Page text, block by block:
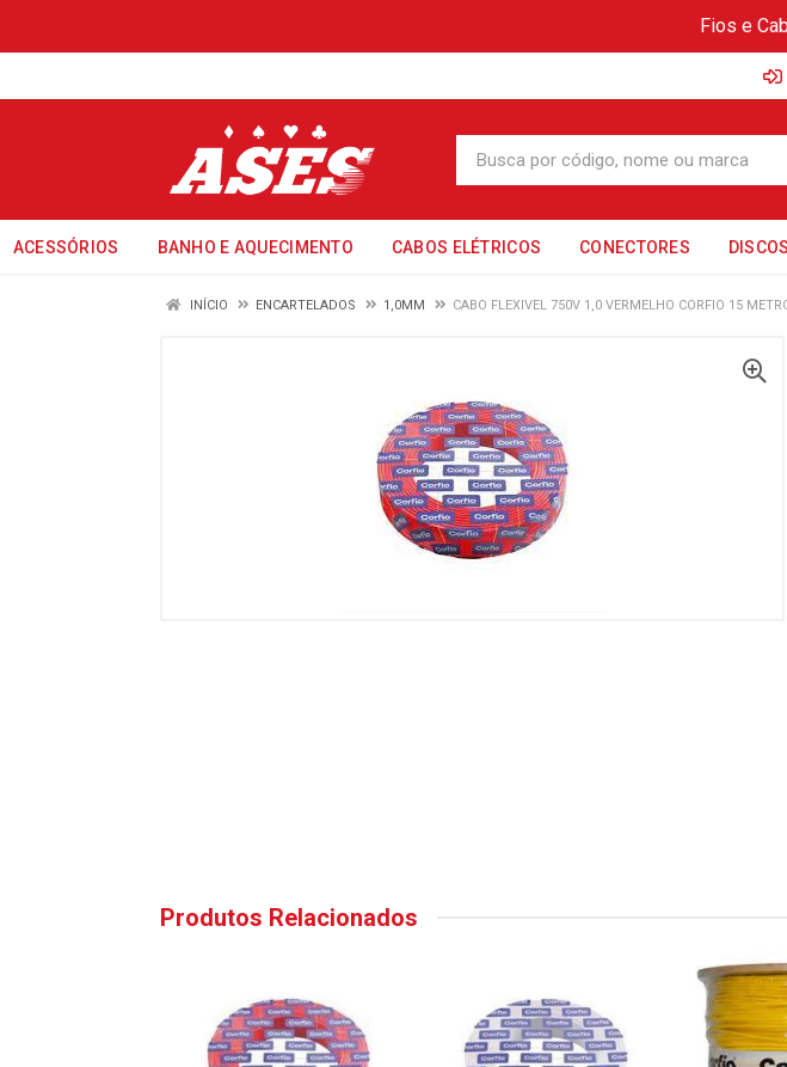
Fios e
ACESSÓRIOS BANHO E AQUECIMENTO CABOS ELÉTRICOS CONECTORES DISCOS
INÍCIO ENCARTELADOS 1,0MM CABO FLEXIVEL 750V 1,0 VERMELHO CORFIO 15
Produtos Relacionados